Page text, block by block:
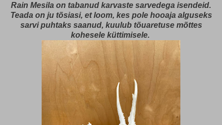
Rain Mesila on tabanud karvaste sarvedega isendeid.
Teada on ju tõsiasi, et loom, kes pole hooaja alguseks
sarvi puhtaks saanud, kuulub tõuaretuse mõttes
kohesele küttimisele.